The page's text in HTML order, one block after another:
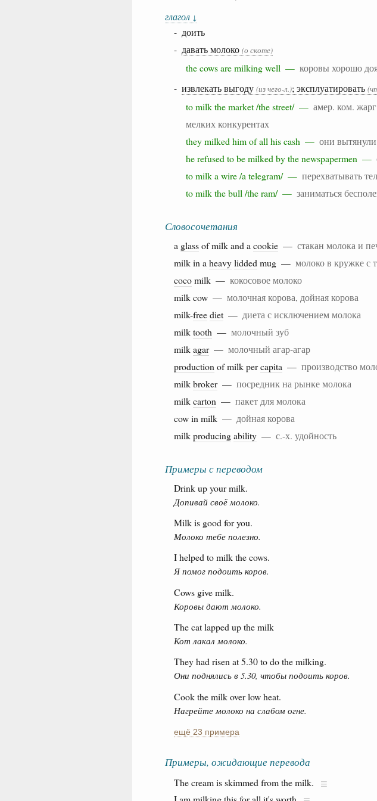
глагол ↓
- доить
- давать молоко (о скоте)
the cows are milking well — коровы хорошо
- извлекать выгоду (из чего-л.); эксплуатировать
to milk the market /the street/ — амер. ком.
мелких конкурентах
they milked him of all his cash — они вытянули
he refused to be milked by the newspapermen —
to milk a wire /a telegram/ — перехватывать
to milk the bull /the ram/ — заниматься
Словосочетания
a glassof milk and a cookie — стакан молока и
milk in a heavylidded mug — молоко в кружке с
cocomilk — кокосовое молоко
milk cow — молочная корова, дойная корова
milk-freediet — диета с исключением молока
milktooth — молочный зуб
milkagar— молочный агар-агар
production of milk percapita — производство
milkbroker— посредник на рынке молока
milkcarton — пакет для молока
cow in milk — дойная корова
milkproducingability — с.-х. удойность
Примеры с переводом
Drink up your milk.
Допивай своё молоко.
Milk is good for you.
Молоко тебе полезно.
I helped to milk the cows.
Я помог подоить коров.
Cows give milk.
Коровы дают молоко.
The cat lapped up the milk
Кот лакал молоко.
They had risen at 5.30 to do the milking.
Они поднялись в 5.30, чтобы подоить коров.
Cook the milk over low heat.
Нагрейте молоко на слабом огне.
ещё 23 примера
Примеры, ожидающие перевода
The cream is skimmed from the milk.